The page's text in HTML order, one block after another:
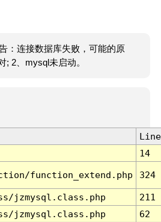
：连接数据库失败，可能的原
; 2、mysql未启动。
Line
14
function_extend.php 324
jzmysql.class.php
211
jzmysql.class.php
62